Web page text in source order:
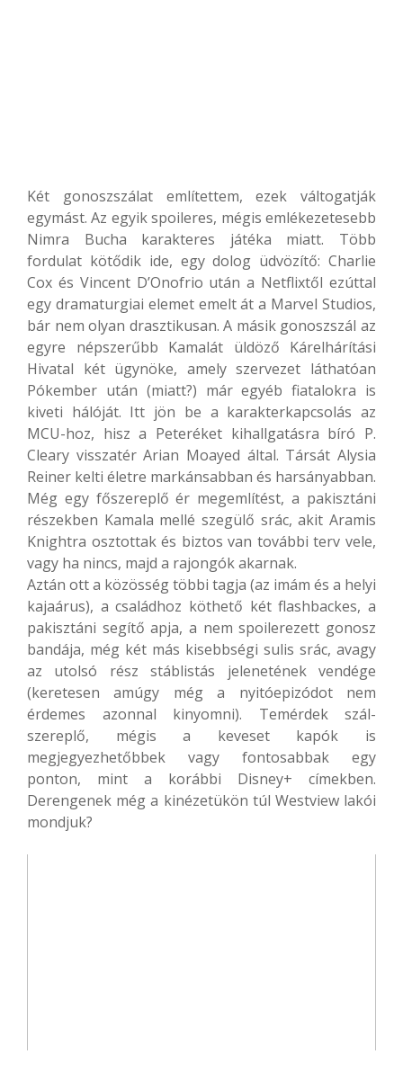
Két gonoszszálat említettem, ezek váltogatják
egymást. Az egyik spoileres, mégis emlékezetesebb
Nimra Bucha karakteres játéka miatt. Több
fordulat kötődik ide, egy dolog üdvözítő: Charlie
Cox és Vincent D’Onofrio után a Netflixtől ezúttal
egy dramaturgiai elemet emelt át a Marvel Studios,
bár nem olyan drasztikusan. A másik gonoszszál az
egyre népszerűbb Kamalát üldöző Kárelhárítási
Hivatal két ügynöke, amely szervezet láthatóan
Pókember után (miatt?) már egyéb fiatalokra is
kiveti hálóját. Itt jön be a karakterkapcsolás az
MCU-hoz, hisz a Peteréket kihallgatásra bíró P.
Cleary visszatér Arian Moayed által. Társát Alysia
Reiner kelti életre markánsabban és harsányabban.
Még egy főszereplő ér megemlítést, a pakisztáni
részekben Kamala mellé szegülő srác, akit Aramis
Knightra osztottak és biztos van további terv vele,
vagy ha nincs, majd a rajongók akarnak.
Aztán ott a közösség többi tagja (az imám és a helyi
kajaárus), a családhoz köthető két flashbackes, a
pakisztáni segítő apja, a nem spoilerezett gonosz
bandája, még két más kisebbségi sulis srác, avagy
az utolsó rész stáblistás jelenetének vendége
(keretesen amúgy még a nyitóepizódot nem
érdemes azonnal kinyomni). Temérdek szál-
szereplő, mégis a keveset kapók is
megjegyezhetőbbek vagy fontosabbak egy
ponton, mint a korábbi Disney+ címekben.
Derengenek még a kinézetükön túl Westview lakói
mondjuk?